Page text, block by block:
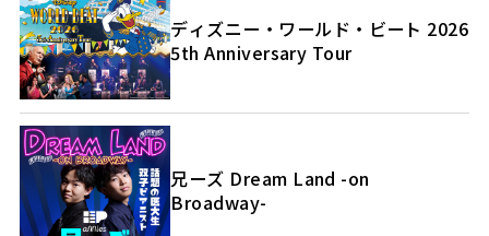
ディズニー・ワールド・ビート 2026
5th Anniversary Tour
兄ーズ Dream Land -on
Broadway-